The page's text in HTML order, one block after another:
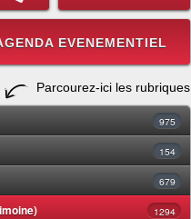
EVENEMENTIEL
Parcourez-ici les rubriques
975
154
679
1294